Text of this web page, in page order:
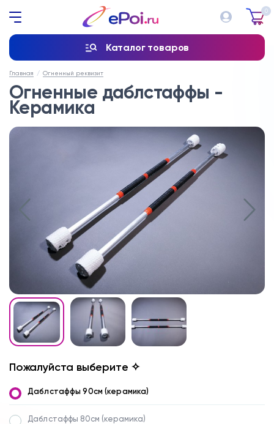
0
Каталог товаров
Главная Огненный реквизит
Огненные даблстаффы -
Керамика
Пожалуйста выберите ✧
Даблстаффы 90см (керамика)
Даблстаффы 80см (керамика)